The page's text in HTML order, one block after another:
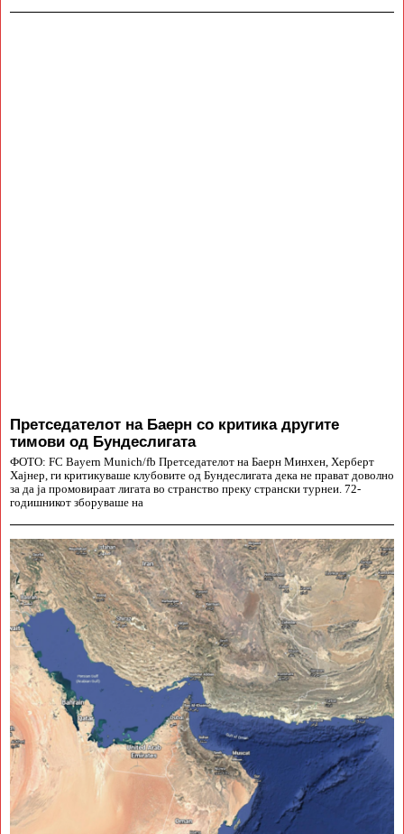
Претседателот на Баерн со критика другите
тимови од Бундеслигата
ФОТО: FC Bayern Munich/fb Претседателот на Баерн Минхен, Херберт
Хајнер, ги критикуваше клубовите од Бундеслигата дека не прават доволно
за да ја промовираат лигата во странство преку странски турнеи. 72-
годишникот зборуваше на